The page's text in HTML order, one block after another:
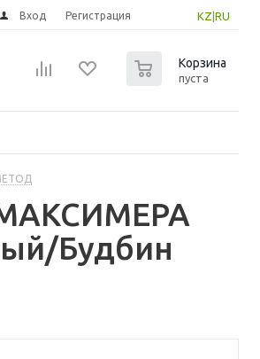
KZ RU
Вход Регистрация
Корзина
пуста
МАКСИМЕРА
Будбин